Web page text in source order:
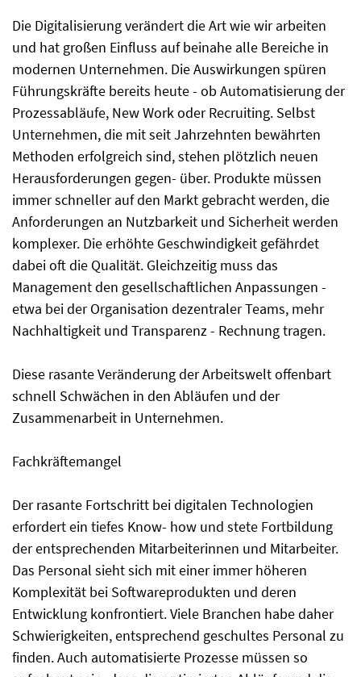
Die Digitalisierung verändert die Art wie wir arbeiten
und hat großen Einfluss auf beinahe alle Bereiche in
modernen Unternehmen. Die Auswirkungen spüren
Führungskräfte bereits heute - ob Automatisierung der
Prozessabläufe, New Work oder Recruiting. Selbst
Unternehmen, die mit seit Jahrzehnten bewährten
Methoden erfolgreich sind, stehen plötzlich neuen
Herausforderungen gegen- über. Produkte müssen
immer schneller auf den Markt gebracht werden, die
Anforderungen an Nutzbarkeit und Sicherheit werden
komplexer. Die erhöhte Geschwindigkeit gefährdet
dabei oft die Qualität. Gleichzeitig muss das
Management den gesellschaftlichen Anpassungen -
etwa bei der Organisation dezentraler Teams, mehr
Nachhaltigkeit und Transparenz - Rechnung tragen.
Diese rasante Veränderung der Arbeitswelt offenbart
schnell Schwächen in den Abläufen und der
Zusammenarbeit in Unternehmen.
Fachkräftemangel
Der rasante Fortschritt bei digitalen Technologien
erfordert ein tiefes Know- how und stete Fortbildung
der entsprechenden Mitarbeiterinnen und Mitarbeiter.
Das Personal sieht sich mit einer immer höheren
Komplexität bei Softwareprodukten und deren
Entwicklung konfrontiert. Viele Branchen habe daher
Schwierigkeiten, entsprechend geschultes Personal zu
finden. Auch automatisierte Prozesse müssen so